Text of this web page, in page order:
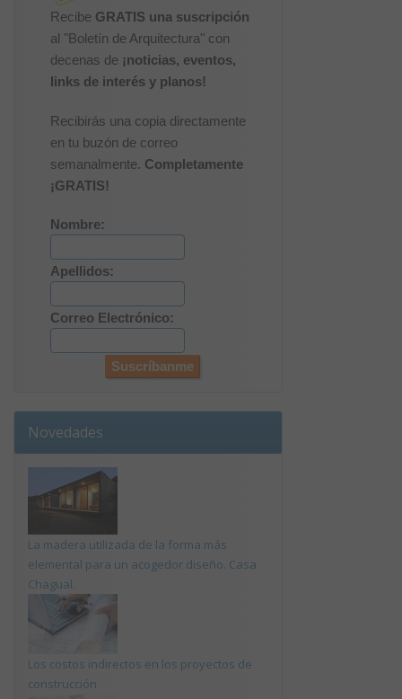
Recibe GRATIS una suscripción
al "Boletín de Arquitectura" con
decenas de ¡noticias, eventos,
links de interés y planos!
Recibirás una copia directamente
en tu buzón de correo
semanalmente. Completamente
¡GRATIS!
Nombre:
Apellidos:
Correo Electrónico:
Novedades
La madera utilizada de la forma más
elemental para un acogedor diseño. Casa
Chagual.
Los costos indirectos en los proyectos de
construcción